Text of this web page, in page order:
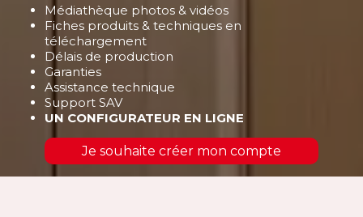
Médiathèque photos & vidéos
Fiches produits & techniques en
téléchargement
Délais de production
Garanties
Assistance technique
Support SAV
UN CONFIGURATEUR EN LIGNE
Je souhaite créer mon compte